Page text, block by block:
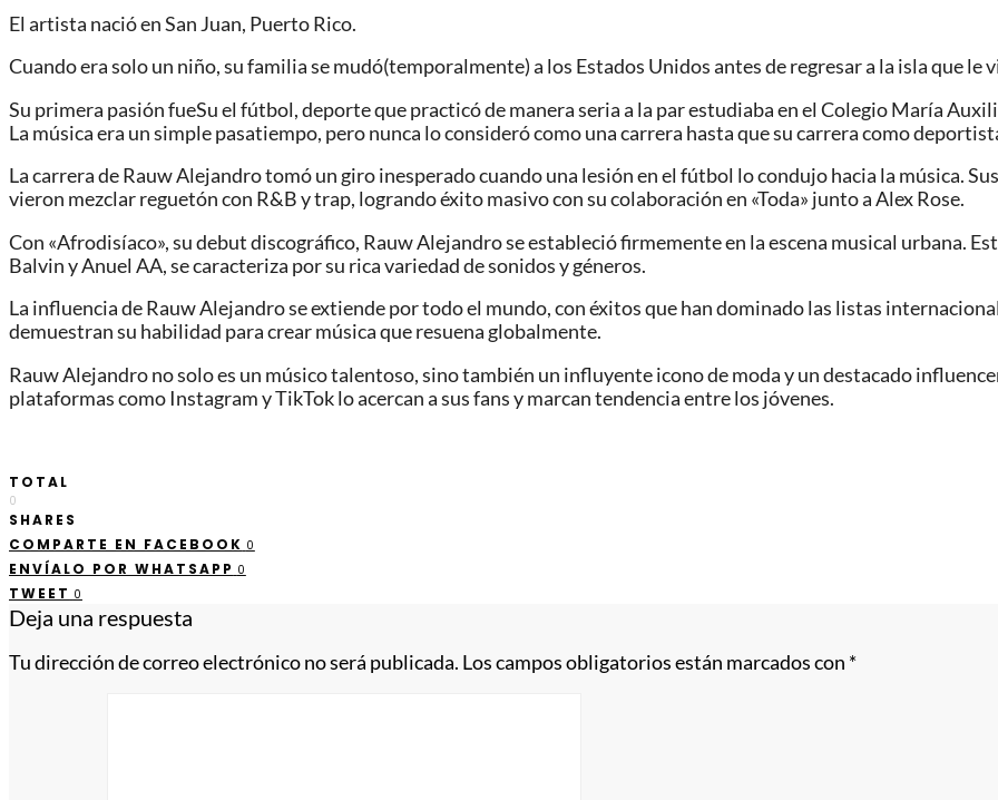
El artista nació en San Juan, Puerto Rico.
Cuando era solo un niño, su familia se mudó(temporalmente) a los Estados Unidos antes de regresar a la isla que le
Su primera pasión fueSu el fútbol, ​​deporte que practicó de manera seria a la par estudiaba en el Colegio María
La música era un simple pasatiempo, pero nunca lo consideró como una carrera hasta que su carrera como
La carrera de Rauw Alejandro tomó un giro inesperado cuando una lesión en el fútbol lo condujo hacia la música.
vieron mezclar reguetón con R&B y trap, logrando éxito masivo con su colaboración en «Toda» junto a Alex Rose.
Con «Afrodisíaco», su debut discográfico, Rauw Alejandro se estableció firmemente en la escena musical urbana.
Balvin y Anuel AA, se caracteriza por su rica variedad de sonidos y géneros.
La influencia de Rauw Alejandro se extiende por todo el mundo, con éxitos que han dominado las listas
demuestran su habilidad para crear música que resuena globalmente.
Rauw Alejandro no solo es un músico talentoso, sino también un influyente icono de moda y un destacado
plataformas como Instagram y TikTok lo acercan a sus fans y marcan tendencia entre los jóvenes.
TOTAL
0
SHARES
COMPARTE EN FACEBOOK 0
ENVÍALO POR WHATSAPP 0
TWEET 0
Deja una respuesta
Tu dirección de correo electrónico no será publicada. Los campos obligatorios están marcados con *